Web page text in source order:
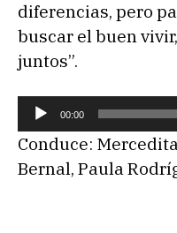
diferencias, pero
buscar el buen
juntos”.
e
p
r
00:00
Conduce:
Bernal, Paula